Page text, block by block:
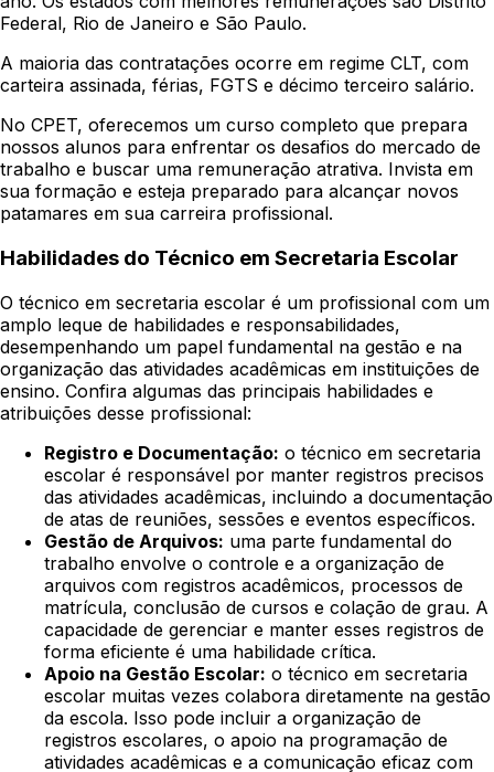
Federal, Rio de Janeiro e São Paulo.
A maioria das contratações ocorre em regime CLT, com
carteira assinada, férias, FGTS e décimo terceiro salário.
No CPET, oferecemos um curso completo que prepara
nossos alunos para enfrentar os desafios do mercado de
trabalho e buscar uma remuneração atrativa. Invista em
sua formação e esteja preparado para alcançar novos
patamares em sua carreira profissional.
Habilidades do Técnico em Secretaria Escolar
O técnico em secretaria escolar é um profissional com um
amplo leque de habilidades e responsabilidades,
desempenhando um papel fundamental na gestão e na
organização das atividades acadêmicas em instituições de
ensino. Confira algumas das principais habilidades e
atribuições desse profissional:
Registro e Documentação: o técnico em secretaria
escolar é responsável por manter registros precisos
das atividades acadêmicas, incluindo a documentação
de atas de reuniões, sessões e eventos específicos.
Gestão de Arquivos: uma parte fundamental do
trabalho envolve o controle e a organização de
arquivos com registros acadêmicos, processos de
matrícula, conclusão de cursos e colação de grau. A
capacidade de gerenciar e manter esses registros de
forma eficiente é uma habilidade crítica.
Apoio na Gestão Escolar: o técnico em secretaria
escolar muitas vezes colabora diretamente na gestão
da escola. Isso pode incluir a organização de
registros escolares, o apoio na programação de
atividades acadêmicas e a comunicação eficaz com